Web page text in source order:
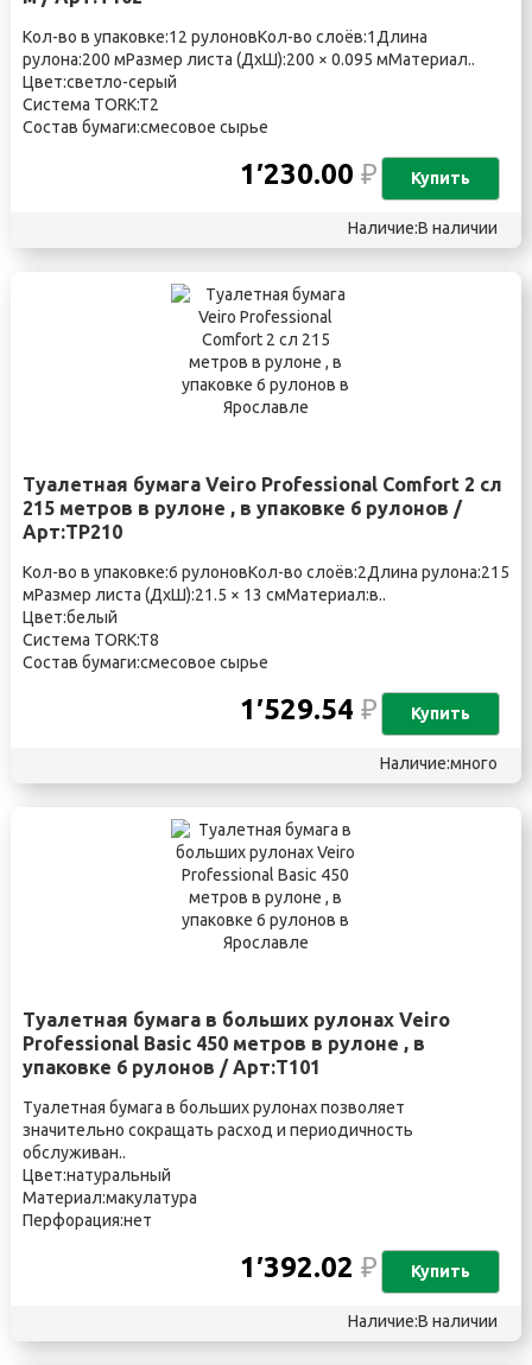
Кол-во в упаковке:12 рулоновКол-во слоёв:1Длина
рулона:200 мРазмер листа (ДхШ):200 × 0.095 мМатериал..
Цвет:светло-серый
Система TORK:T2
Состав бумаги:смесовое сырье
1′230.00₽ Купить
Наличие:В наличии
Туалетная бумага Veiro Professional Comfort 2 сл
215 метров в рулоне , в упаковке 6 рулонов /
Арт:ТР210
Кол-во в упаковке:6 рулоновКол-во слоёв:2Длина рулона:215
мРазмер листа (ДхШ):21.5 × 13 смМатериал:в..
Цвет:белый
Система TORK:T8
Состав бумаги:смесовое сырье
1′529.54₽ Купить
Наличие:много
Туалетная бумага в больших рулонах Veiro
Professional Basic 450 метров в рулоне , в
упаковке 6 рулонов / Арт:T101
Туалетная бумага в больших рулонах позволяет
значительно сокращать расход и периодичность
обслуживан..
Цвет:натуральный
Материал:макулатура
Перфорация:нет
1′392.02₽ Купить
Наличие:В наличии